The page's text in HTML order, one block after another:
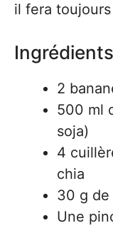
il fera
2
500 ml
soja)
4
chia
30 g de
Une